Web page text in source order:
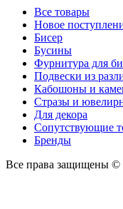
Все товары
Новое
Бисер
Бусины
Фурнитура для
Подвески из
Кабошоны и
Стразы и
Для декора
Сопутствующие
Бренды
Все права защищены ©